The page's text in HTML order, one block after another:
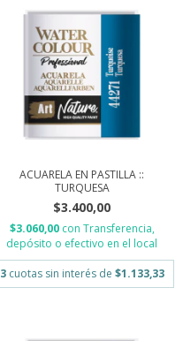
ACUARELA EN PASTILLA ::
TURQUESA
$3.400,00
$3.060,00 con Transferencia,
depósito o efectivo en el local
3 cuotas sin interés de $1.133,33